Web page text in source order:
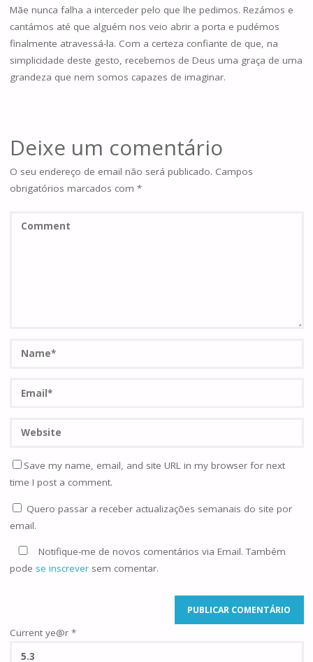
Mãe nunca falha a interceder pelo que lhe pedimos. Rezámos e
cantámos até que alguém nos veio abrir a porta e pudémos
finalmente atravessá-la. Com a certeza confiante de que, na
simplicidade deste gesto, recebemos de Deus uma graça de uma
grandeza que nem somos capazes de imaginar.
Deixe um comentário
O seu endereço de email não será publicado. Campos
obrigatórios marcados com *
Save my name, email, and site URL in my browser for next
time I post a comment.
Quero passar a receber actualizações semanais do site por
email.
Notifique-me de novos comentários via Email. Também
pode se inscreversem comentar.
Current ye@r *